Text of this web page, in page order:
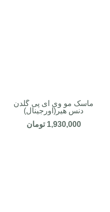
ماسک مو وی آی پی گلدن
دنس هیر(اورجینال)
1,930,000 تومان